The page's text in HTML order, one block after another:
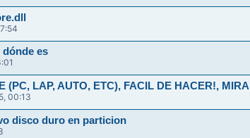
dónde es
(PC, LAP, AUTO, ETC), FACIL DE HACER!, MIRA
00:13
disco duro en particion